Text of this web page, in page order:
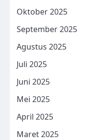
Oktober 2025
September 2025
Agustus 2025
Juli 2025
Juni 2025
Mei 2025
April 2025
Maret 2025